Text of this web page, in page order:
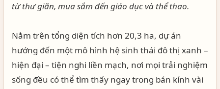
từ thư giãn, mua sắm đến giáo dục và thể thao.
Nằm trên tổng diện tích hơn 20,3 ha, dự án
hướng đến một mô hình hệ sinh thái đô thị xanh –
hiện đại – tiện nghi liền mạch, nơi mọi trải nghiệm
sống đều có thể tìm thấy ngay trong bán kính vài